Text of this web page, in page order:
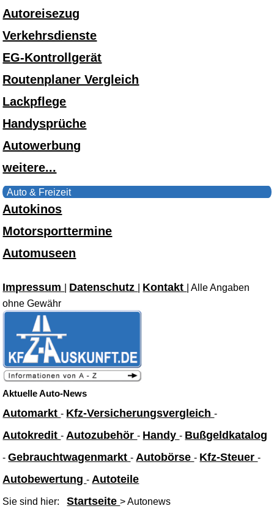
Autoreisezug
Verkehrsdienste
EG-Kontrollgerät
Routenplaner Vergleich
Lackpflege
Handysprüche
Autowerbung
weitere...
Auto & Freizeit
Autokinos
Motorsporttermine
Automuseen
Impressum Datenschutz Kontakt
| Alle Angaben
ohne Gewähr
Aktuelle Auto-News
Automarkt- Kfz-Versicherungsvergleich-
Autokredit- Autozubehör- Handy- Bußgeldkatalog
-Gebrauchtwagenmarkt- Autobörse- Kfz-Steuer-
Autobewertung- Autoteile
Sie sind hier:Startseite> Autonews